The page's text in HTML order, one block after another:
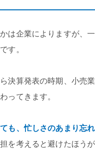
は企業によりますが、
す。
決算発表の時期、小売
ってきます。
も、忙しさのあまり忘
を考えると避けたほうが